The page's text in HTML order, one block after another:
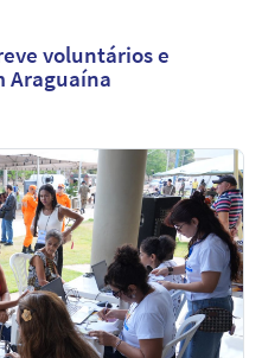
voluntários e
Araguaína